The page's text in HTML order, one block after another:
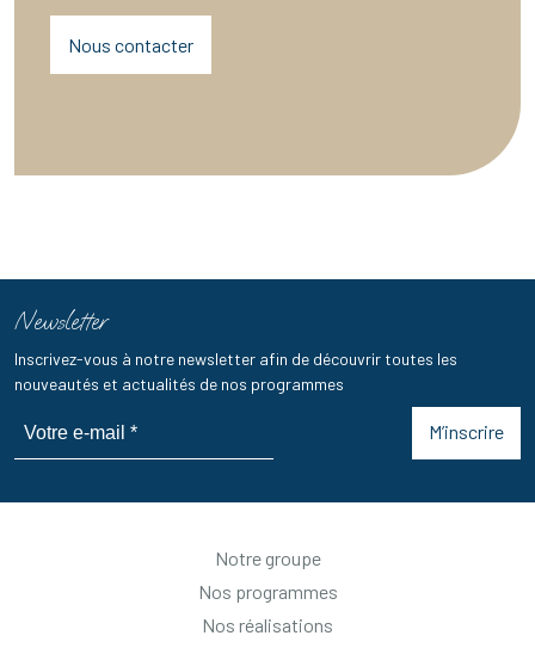
Nous contacter
Newsletter
Inscrivez-vous à notre newsletter afin de découvrir toutes les
nouveautés et actualités de nos programmes
M’inscrire
Notre groupe
Nos programmes
Nos réalisations